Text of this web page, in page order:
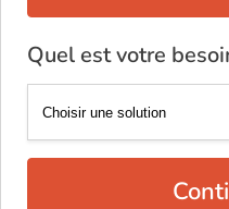
Quel est votre